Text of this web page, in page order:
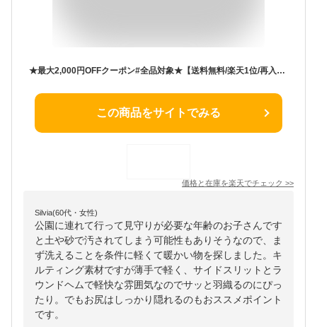
★最大2,000円OFFクーポン#全品対象★【送料無料/楽天1位/再入荷】 ピーチタッチキルティングコート 5色 M-LL 洗える 中わた 長袖 レディースファッション アウター ジャケット コート 裏地あり フード キルト 中綿 防寒 暖か お尻隠し 着ぶくれしない 春秋冬 5104
この商品をサイトでみる
価格と在庫を楽天でチェック >>
Silvia(60代・女性)
公園に連れて行って見守りが必要な年齢のお子さんです
と土や砂で汚されてしまう可能性もありそうなので、ま
ず洗えることを条件に軽くて暖かい物を探しました。キ
ルティング素材ですが薄手で軽く、サイドスリットとラ
ウンドヘムで軽快な雰囲気なのでサッと羽織るのにぴっ
たり。でもお尻はしっかり隠れるのもおススメポイント
です。